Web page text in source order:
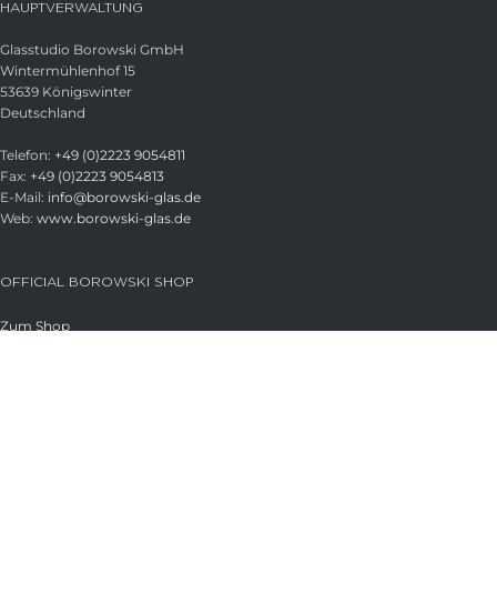
HAUPTVERWALTUNG
Glasstudio Borowski GmbH
Wintermühlenhof 15
53639 Königswinter
Deutschland
Telefon: +49 (0)2223 9054811
Fax: +49 (0)2223 9054813
E-Mail: info@borowski-glas.de
Web: www.borowski-glas.de
OFFICIAL BOROWSKI SHOP
Zum Shop